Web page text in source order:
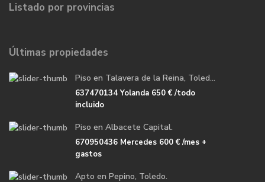
Listado por provincias
Últimas propiedades
Piso en Talavera de la Reina, Toled...
637470134 Yolanda 650 €/todo
incluido
Piso en Albacete Capital.
670950436 Mercedes 600 €/mes +
gastos
Apto en Pepino, Toledo.